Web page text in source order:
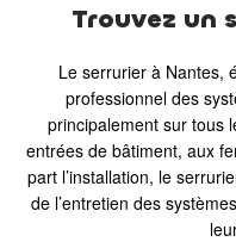
Trouvez un
Le serrurier à Nantes,
professionnel des
principalement sur tous
entrées de bâtiment, aux
part l’installation, le
de l’entretien des